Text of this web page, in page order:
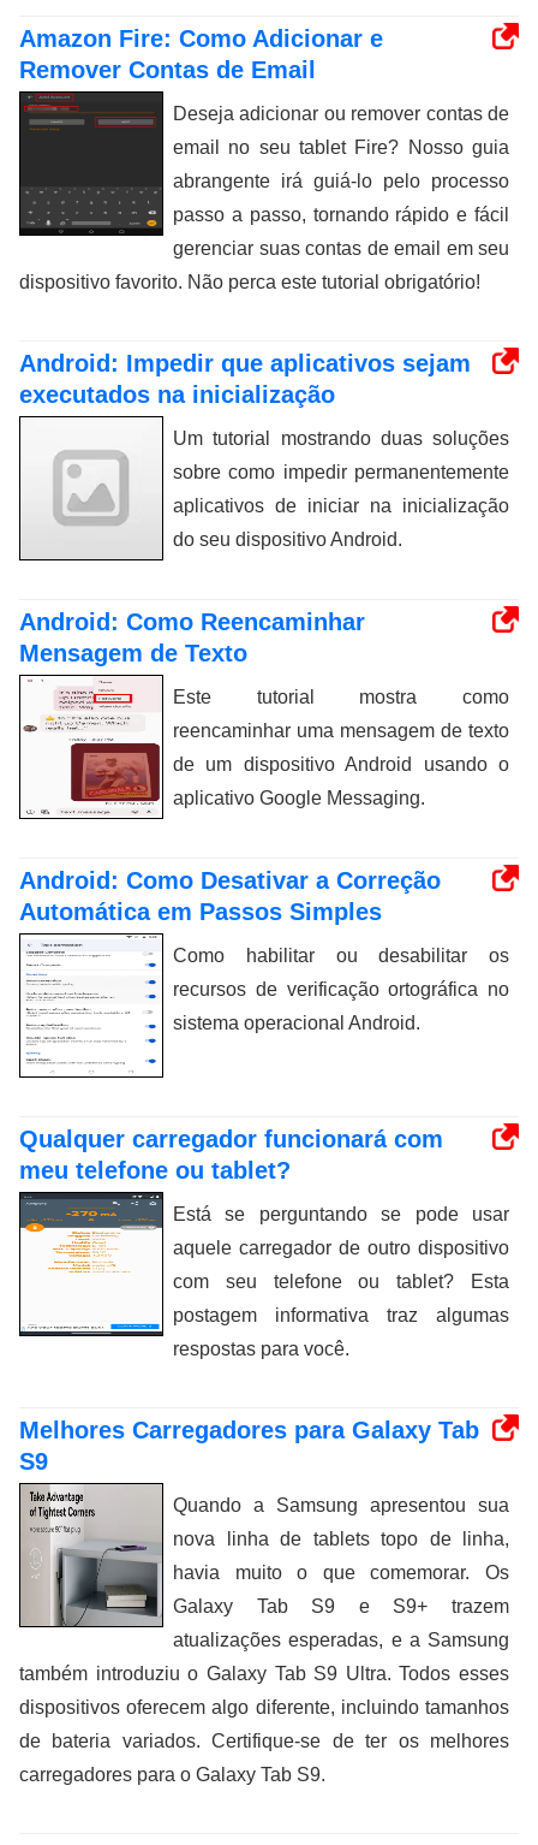
Amazon Fire: Como Adicionar e
Remover Contas de Email
Deseja adicionar ou remover contas de
email no seu tablet Fire? Nosso guia
abrangente irá guiá-lo pelo processo
passo a passo, tornando rápido e fácil
gerenciar suas contas de email em seu
dispositivo favorito. Não perca este tutorial obrigatório!
Android: Impedir que aplicativos sejam
executados na inicialização
Um tutorial mostrando duas soluções
sobre como impedir permanentemente
aplicativos de iniciar na inicialização
do seu dispositivo Android.
Android: Como Reencaminhar
Mensagem de Texto
Este tutorial mostra como
reencaminhar uma mensagem de texto
de um dispositivo Android usando o
aplicativo Google Messaging.
Android: Como Desativar a Correção
Automática em Passos Simples
Como habilitar ou desabilitar os
recursos de verificação ortográfica no
sistema operacional Android.
Qualquer carregador funcionará com
meu telefone ou tablet?
Está se perguntando se pode usar
aquele carregador de outro dispositivo
com seu telefone ou tablet? Esta
postagem informativa traz algumas
respostas para você.
Melhores Carregadores para Galaxy Tab
S9
Quando a Samsung apresentou sua
nova linha de tablets topo de linha,
havia muito o que comemorar. Os
Galaxy Tab S9 e S9+ trazem
atualizações esperadas, e a Samsung
também introduziu o Galaxy Tab S9 Ultra. Todos esses
dispositivos oferecem algo diferente, incluindo tamanhos
de bateria variados. Certifique-se de ter os melhores
carregadores para o Galaxy Tab S9.